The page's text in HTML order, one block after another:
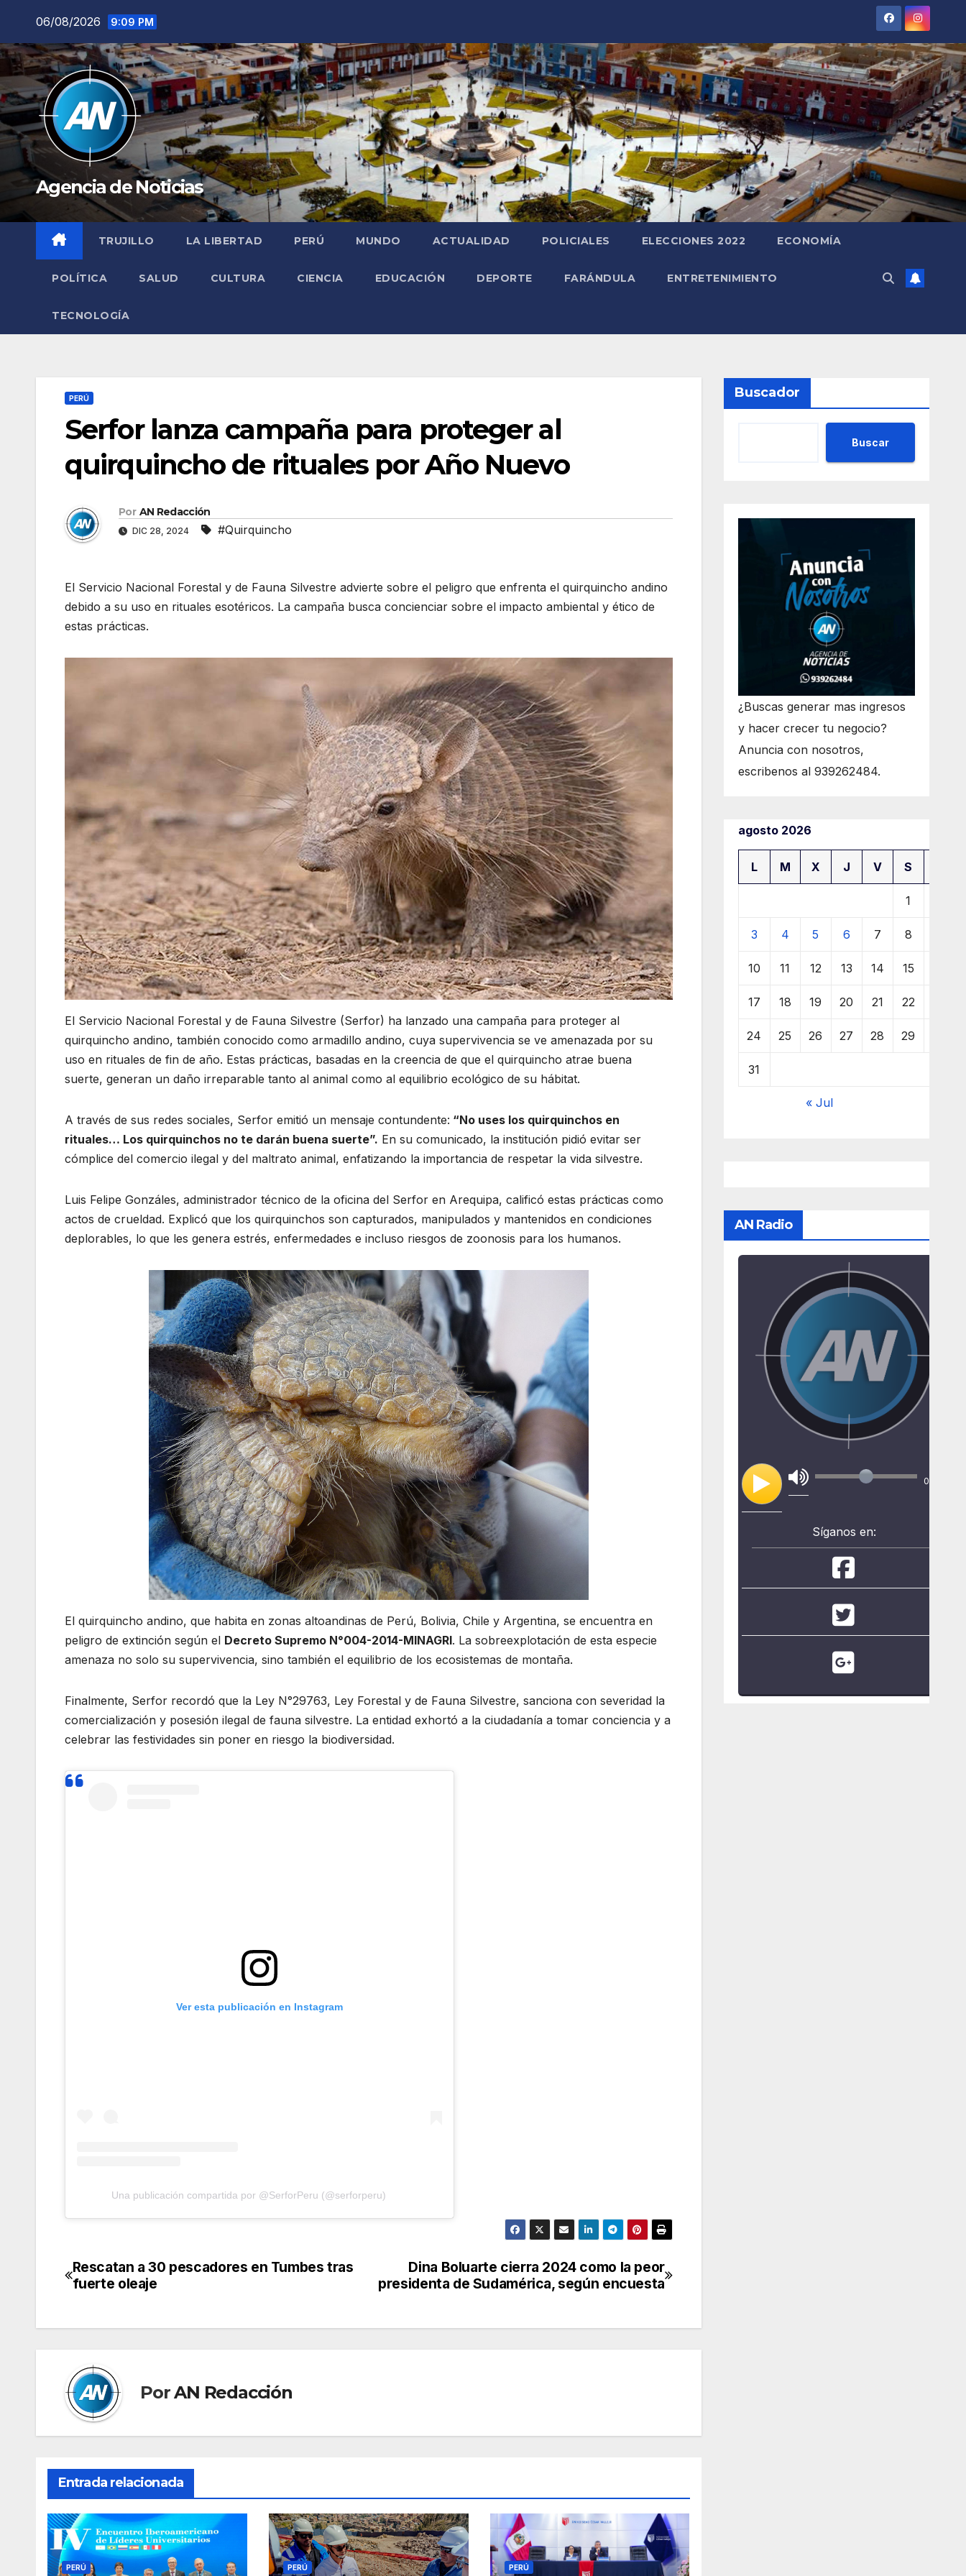
contenido
06/08/2026 9:09 PM
Agencia de Noticias
TRUJILLO LA LIBERTAD PERÚ MUNDO ACTUALIDAD POLICIALES ELECCIONES 2022 ECONOMÍA
POLÍTICA SALUD CULTURA CIENCIA EDUCACIÓN DEPORTE FARÁNDULA ENTRETENIMIENTO
TECNOLOGÍA
PERÚ
Serfor lanza campaña para proteger al
quirquincho de rituales por Año Nuevo
Por AN Redacción
DIC 28, 2024 #Quirquincho
El Servicio Nacional Forestal y de Fauna Silvestre advierte sobre el peligro que enfrenta el quirquincho andino
debido a su uso en rituales esotéricos. La campaña busca concienciar sobre el impacto ambiental y ético de
estas prácticas.
El Servicio Nacional Forestal y de Fauna Silvestre (Serfor) ha lanzado una campaña para proteger al
quirquincho andino, también conocido como armadillo andino, cuya supervivencia se ve amenazada por su
uso en rituales de fin de año. Estas prácticas, basadas en la creencia de que el quirquincho atrae buena
suerte, generan un daño irreparable tanto al animal como al equilibrio ecológico de su hábitat.
A través de sus redes sociales, Serfor emitió un mensaje contundente: “No uses los quirquinchos en
rituales… Los quirquinchos no te darán buena suerte”. En su comunicado, la institución pidió evitar ser
cómplice del comercio ilegal y del maltrato animal, enfatizando la importancia de respetar la vida silvestre.
Luis Felipe Gonzáles, administrador técnico de la oficina del Serfor en Arequipa, calificó estas prácticas como
actos de crueldad. Explicó que los quirquinchos son capturados, manipulados y mantenidos en condiciones
deplorables, lo que les genera estrés, enfermedades e incluso riesgos de zoonosis para los humanos.
El quirquincho andino, que habita en zonas altoandinas de Perú, Bolivia, Chile y Argentina, se encuentra en
peligro de extinción según el Decreto Supremo N°004-2014-MINAGRI. La sobreexplotación de esta especie
amenaza no solo su supervivencia, sino también el equilibrio de los ecosistemas de montaña.
Finalmente, Serfor recordó que la Ley N°29763, Ley Forestal y de Fauna Silvestre, sanciona con severidad la
comercialización y posesión ilegal de fauna silvestre. La entidad exhortó a la ciudadanía a tomar conciencia y a
celebrar las festividades sin poner en riesgo la biodiversidad.
Ver esta publicación en Instagram
Una publicación compartida por @SerforPeru (@serforperu)
Navegación
entradas
Dina Boluarte cierra 2024 como la peor
presidenta de Sudamérica, según encuesta
Rescatan a 30 pescadores en Tumbes tras
fuerte oleaje
PorAN Redacción
Entrada relacionada
PERÚ PERÚ PERÚ
Buscador
Buscar
¿Buscas generar mas ingresos
y hacer crecer tu negocio?
Anuncia con nosotros,
escribenos al 939262484.
agosto 2026
L M X J V S
1
3 4 5 6 7 8
10 11 12 13 14 15
17 18 19 20 21 22
24 25 26 27 28 29
31
« Jul
AN Radio
00:00
Síganos en: